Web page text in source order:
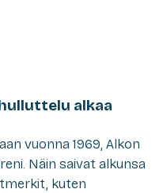
alkaa
vuonna 1969, Alkon
Näin saivat alkunsa
kuten